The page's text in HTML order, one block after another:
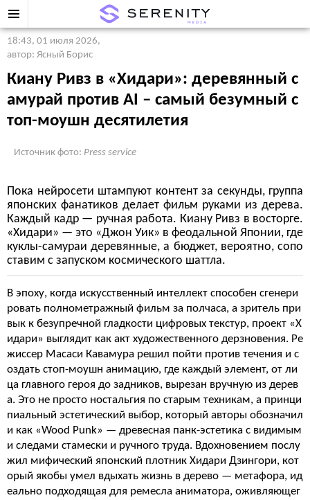
18:43, 01 июля 2026,
автор: Ясный Борис
Киану Ривз в «Хидари»: деревянный с
амурай против AI – самый безумный с
топ-моушн десятилетия
Источник фото: Press service
Пока нейросети штампуют контент за секунды, группа
японских фанатиков делает фильм руками из дерева.
Каждый кадр — ручная работа. Киану Ривз в восторге.
«Хидари» — это «Джон Уик» в феодальной Японии, где
куклы-самураи деревянные, а бюджет, вероятно, сопо
ставим с запуском космического шаттла.
В эпоху, когда искусственный интеллект способен сгенери
ровать полнометражный фильм за полчаса, а зритель при
вык к безупречной гладкости цифровых текстур, проект «Х
идари» выглядит как акт художественного дерзновения. Ре
жиссер Масаси Кавамура решил пойти против течения и с
оздать стоп-моушн анимацию, где каждый элемент, от ли
ца главного героя до задников, вырезан вручную из дерев
а. Это не просто ностальгия по старым техникам, а принци
пиальный эстетический выбор, который авторы обозначил
и как «Wood Punk» — древесная панк-эстетика с видимым
и следами стамески и ручного труда. Вдохновением послу
жил мифический японский плотник Хидари Дзингори, кот
орый якобы умел вдыхать жизнь в дерево — метафора, ид
еально подходящая для ремесла аниматора, оживляющег